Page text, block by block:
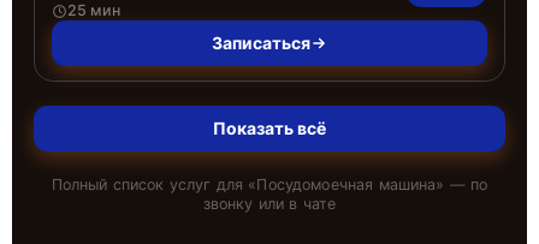
25 мин
Записаться
Показать всё
Полный список услуг для «Посудомоечная машина» — по
звонку или в чате